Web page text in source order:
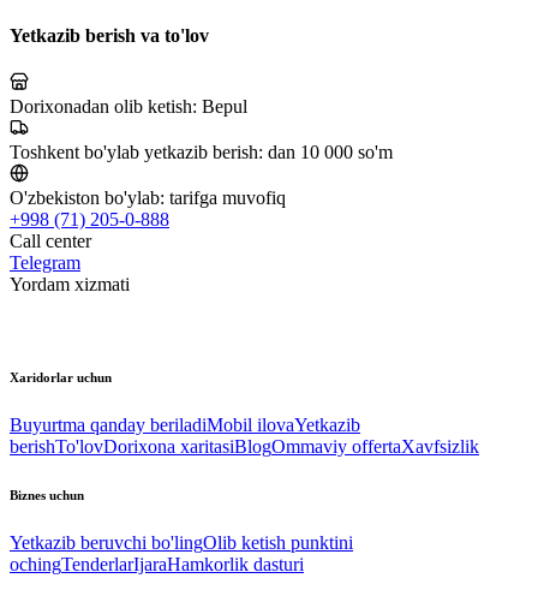
Yetkazib berish va to'lov
Dorixonadan olib ketish: Bepul
Toshkent bo'ylab yetkazib berish: dan 10 000 so'm
O'zbekiston bo'ylab: tarifga muvofiq
+998 (71) 205-0-888
Call center
Telegram
Yordam xizmati
Xaridorlar uchun
Buyurtma qanday beriladiMobil ilovaYetkazib
berishTo'lovDorixona xaritasiBlogOmmaviy offertaXavfsizlik
Biznes uchun
Yetkazib beruvchi bo'lingOlib ketish punktini
ochingTenderlarIjaraHamkorlik dasturi